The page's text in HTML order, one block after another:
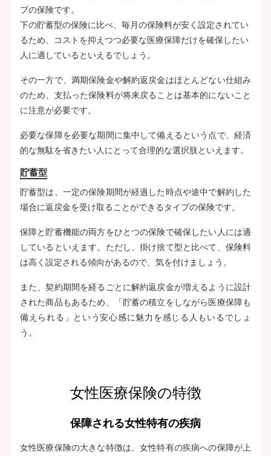
プの保険です。
下の貯蓄型の保険に比べ、毎月の保険料が安く設定されてい
るため、コストを抑えつつ必要な医療保障だけを確保したい
人に適しているといえるでしょう。
その一方で、満期保険金や解約返戻金はほとんどない仕組み
のため、支払った保険料が将来戻ることは基本的にないこと
に注意が必要です。
必要な保障を必要な期間に集中して備えるという点で、経済
的な無駄を省きたい人にとって合理的な選択肢といえます。
貯蓄型
貯蓄型は、一定の保険期間が経過した時点や途中で解約した
場合に返戻金を受け取ることができるタイプの保険です。
保障と貯蓄機能の両方をひとつの保険で確保したい人には適
しているといえます。ただし、掛け捨て型と比べて、保険料
は高く設定される傾向があるので、気を付けましょう。
また、契約期間を経るごとに解約返戻金が増えるように設計
された商品もあるため、「貯蓄の積立をしながら医療保障も
備えられる」という安心感に魅力を感じる人もいるでしょ
う。
女性医療保険の特徴
保障される女性特有の疾病
女性医療保険の大きな特徴は、女性特有の疾病への保障が上